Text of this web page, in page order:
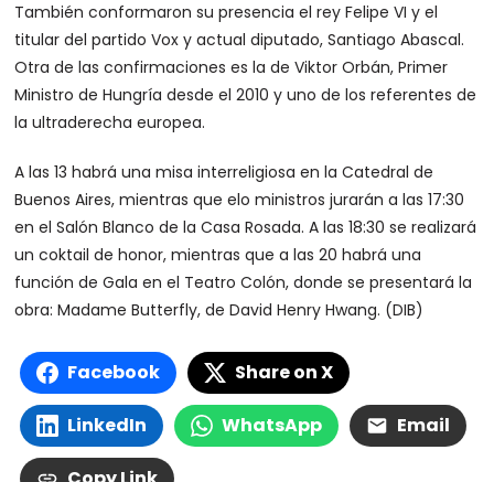
También conformaron su presencia el rey Felipe VI y el
titular del partido Vox y actual diputado, Santiago Abascal.
Otra de las confirmaciones es la de Viktor Orbán, Primer
Ministro de Hungría desde el 2010 y uno de los referentes de
la ultraderecha europea.
A las 13 habrá una misa interreligiosa en la Catedral de
Buenos Aires, mientras que elo ministros jurarán a las 17:30
en el Salón Blanco de la Casa Rosada. A las 18:30 se realizará
un coktail de honor, mientras que a las 20 habrá una
función de Gala en el Teatro Colón, donde se presentará la
obra: Madame Butterfly, de David Henry Hwang. (DIB)
Facebook Share on X
LinkedIn WhatsApp Email